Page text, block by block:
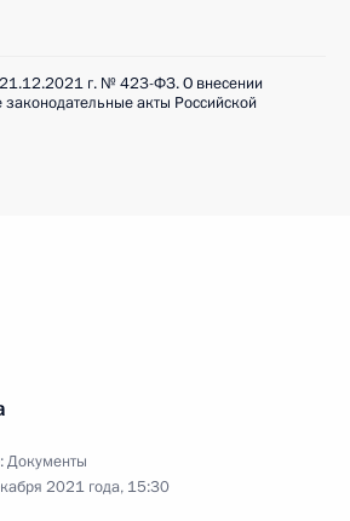
г. № 423-ФЗ. О внесении
акты Российской
Документы
2021 года, 15:30